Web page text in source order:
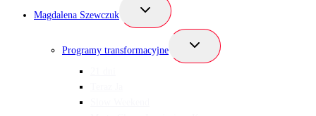
Magdalena Szewczuk
Przełącz
podrzędne
Programy transformacyjne
Przełącz
podrzędne